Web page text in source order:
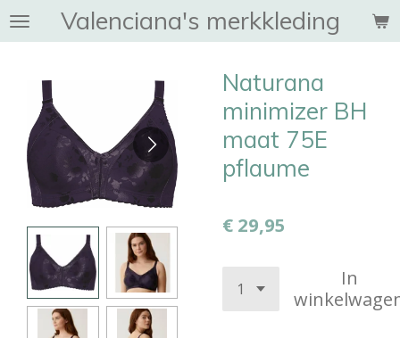
Ga
direct
hoofdinhoud
Valenciana's merkkleding
Naturana
minimizer BH
maat 75E
pflaume
€ 29,95
In